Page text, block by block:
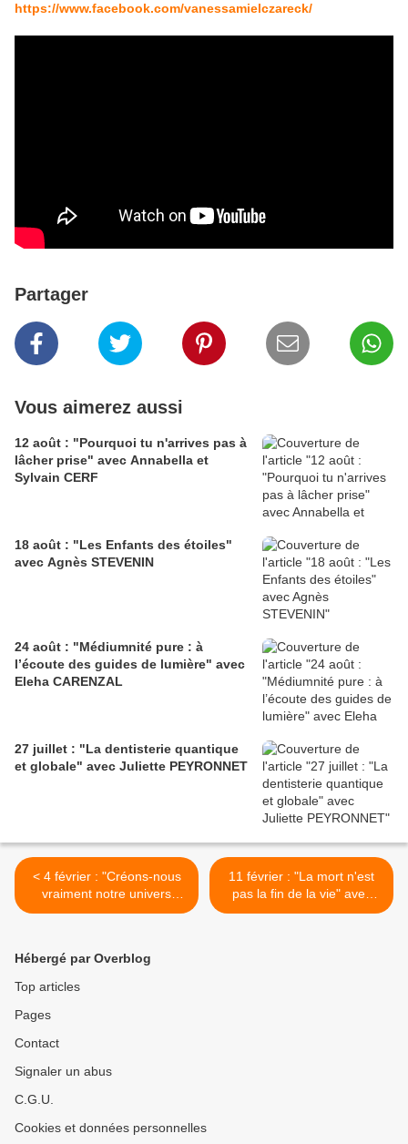
https://www.facebook.com/vanessamielczareck/
Partager
Vous aimerez aussi
12 août : "Pourquoi tu n'arrives pas à
lâcher prise" avec Annabella et
Sylvain CERF
18 août : "Les Enfants des étoiles"
avec Agnès STEVENIN
24 août : "Médiumnité pure : à
l’écoute des guides de lumière" avec
Eleha CARENZAL
27 juillet : "La dentisterie quantique
et globale" avec Juliette PEYRONNET
< 4 février : "Créons-nous
vraiment notre univers
inconsciemment ?" avec
11 février : "La mort n'est
pas la fin de la vie" avec
Joëlle PFEIFFER >
Hébergé par Overblog
Top articles
Pages
Contact
Signaler un abus
C.G.U.
Cookies et données personnelles